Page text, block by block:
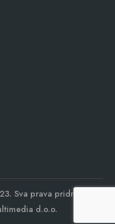
Sva prava pridržana.
d.o.o.